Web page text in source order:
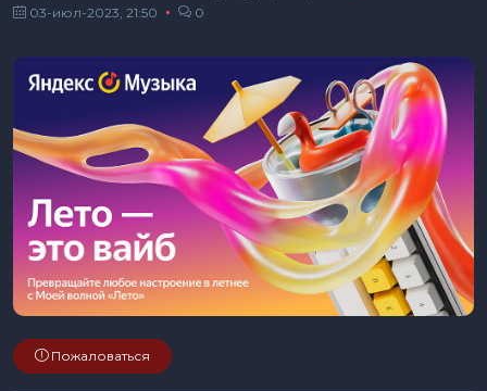
03-июл-2023, 21:50
0
Пожаловаться